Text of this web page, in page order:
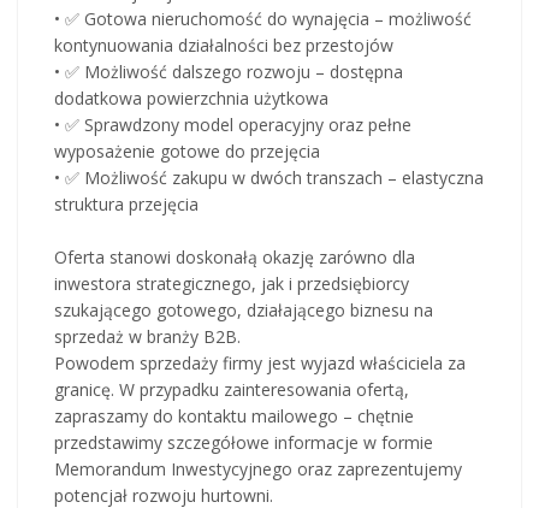
• ✅ Gotowa nieruchomość do wynajęcia – możliwość
kontynuowania działalności bez przestojów
• ✅ Możliwość dalszego rozwoju – dostępna
dodatkowa powierzchnia użytkowa
• ✅ Sprawdzony model operacyjny oraz pełne
wyposażenie gotowe do przejęcia
• ✅ Możliwość zakupu w dwóch transzach – elastyczna
struktura przejęcia
Oferta stanowi doskonałą okazję zarówno dla
inwestora strategicznego, jak i przedsiębiorcy
szukającego gotowego, działającego biznesu na
sprzedaż w branży B2B.
Powodem sprzedaży firmy jest wyjazd właściciela za
granicę. W przypadku zainteresowania ofertą,
zapraszamy do kontaktu mailowego – chętnie
przedstawimy szczegółowe informacje w formie
Memorandum Inwestycyjnego oraz zaprezentujemy
potencjał rozwoju hurtowni.